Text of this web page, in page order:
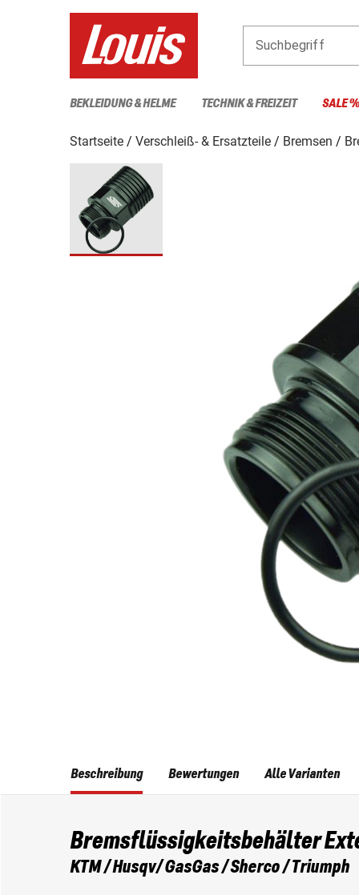
Suchbegriff
BEKLEIDUNG & HELME TECHNIK & FREIZEIT SALE %
Startseite Verschleiß- & Ersatzteile Bremsen
Beschreibung
Bremsflüssigkeitsbehälter
KTM / Husqv/ GasGas / Sherco / Triumph
Bewertungen Alle Varianten